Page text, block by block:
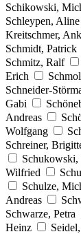
Schikowski,
Schleypen, Aline
Kreitschmer,
Schmidt, Patrick
Schmitz, Ralf
Erich
Schneider-
Gabi
Andreas
Wolfgang
Schreiner,
Schukowski,
Wilfried
Schulze,
Andreas
Schwarze, Petra
Heinz